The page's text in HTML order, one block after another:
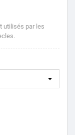
utilisés par les